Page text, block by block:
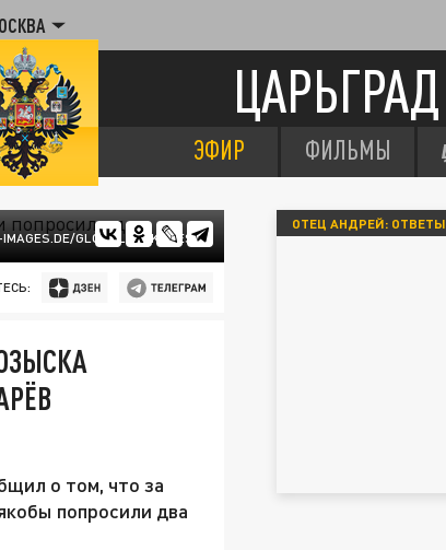
ЦАРЬГРАД
ЭФИР ФИЛЬМЫ
GLOBALLOOKPRESS
о том, что за
попросили два
ОТЕЦ АНДРЕЙ: ОТВЕТЫ